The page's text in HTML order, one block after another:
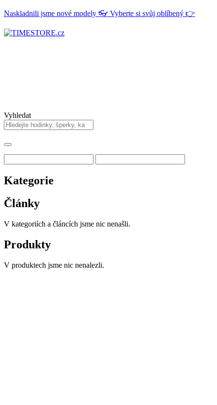
Naskladnili jsme nové modely 👓 Vyberte si svůj oblíbený 👉
Vyhledat
Kategorie
Články
V kategoriích a článcích jsme nic nenašli.
Produkty
V produktech jsme nic nenalezli.